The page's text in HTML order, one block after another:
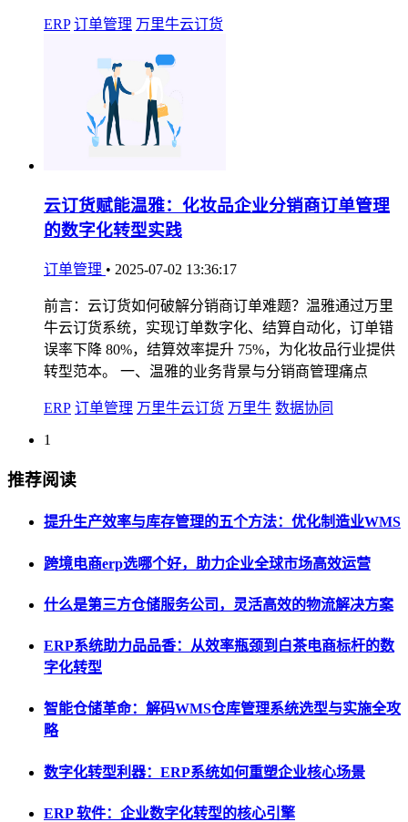
ERP 订单管理 万里牛云订货
云订货赋能温雅：化妆品企业分销商订单管理
的数字化转型实践
订单管理 • 2025-07-02 13:36:17
前言：云订货如何破解分销商订单难题？温雅通过万里
牛云订货系统，实现订单数字化、结算自动化，订单错
误率下降 80%，结算效率提升 75%，为化妆品行业提供
转型范本。 一、温雅的业务背景与分销商管理痛点
ERP 订单管理 万里牛云订货 万里牛 数据协同
1
推荐阅读
提升生产效率与库存管理的五个方法：优化制造业WMS
跨境电商erp选哪个好，助力企业全球市场高效运营
什么是第三方仓储服务公司，灵活高效的物流解决方案
ERP系统助力品品香：从效率瓶颈到白茶电商标杆的数
字化转型
智能仓储革命：解码WMS仓库管理系统选型与实施全攻
略
数字化转型利器：ERP系统如何重塑企业核心场景
ERP 软件：企业数字化转型的核心引擎